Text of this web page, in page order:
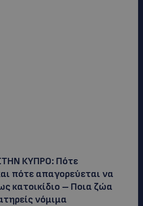
ΚΥΠΡΟ: Πότε
πότε απαγορεύεται να
κατοικίδιο – Ποια ζώα
νόμιμα